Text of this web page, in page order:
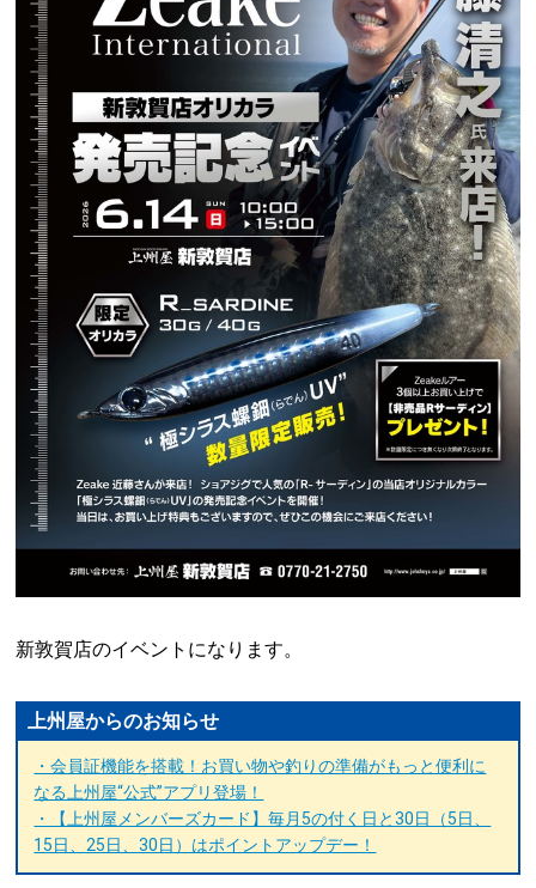
新敦賀店のイベントになります。
上州屋からのお知らせ
・会員証機能を搭載！お買い物や釣りの準備がもっと便利に
なる上州屋“公式”アプリ登場！
・【上州屋メンバーズカード】毎月5の付く日と30日（5日、
15日、25日、30日）はポイントアップデー！